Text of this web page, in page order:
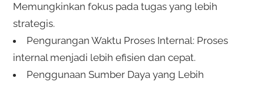
Memungkinkan fokus pada tugas yang lebih
strategis.
Pengurangan Waktu Proses Internal: Proses
internal menjadi lebih efisien dan cepat.
Penggunaan Sumber Daya yang Lebih